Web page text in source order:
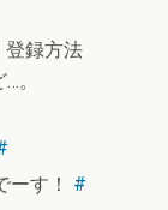
録方法
。
ーす！ #